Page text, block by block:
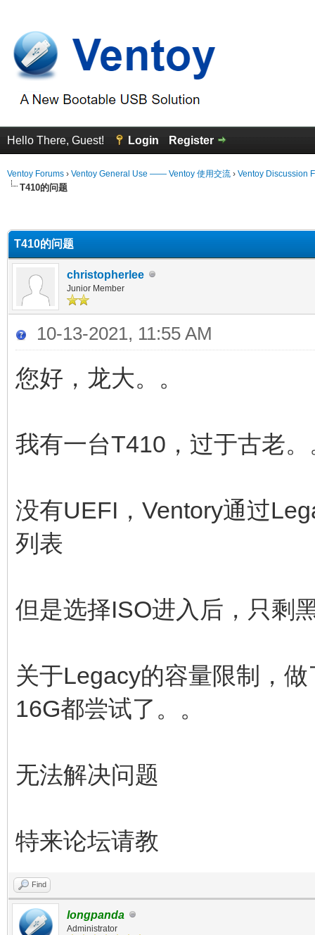
Hello There, Guest! Login Register
Ventoy Forums › Ventoy General Use —— Ventoy 使用交流 › Ventoy Discussion
T410的问题
T410的问题
christopherlee
Junior Member
10-13-2021, 11:55 AM
您好，龙大。。
我有一台T410，过于古老
没有UEFI，Ventory通过
列表
但是选择ISO进入后，只剩
关于Legacy的容量限制，
16G都尝试了。。
无法解决问题
特来论坛请教
Find
longpanda
Administrator